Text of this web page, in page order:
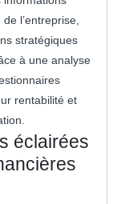
l’entreprise,
stratégiques
à une analyse
rentabilité et
éclairées